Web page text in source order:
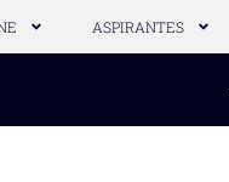
ASPIRANTES